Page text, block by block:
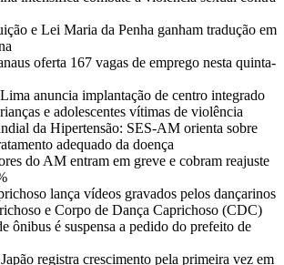
e Lei Maria da Penha ganham tradução em
oferta 167 vagas de emprego nesta quinta-
anuncia implantação de centro integrado
e adolescentes vítimas de violência
da Hipertensão: SES-AM orienta sobre
adequado da doença
do AM entram em greve e cobram reajuste
lança vídeos gravados pelos dançarinos
e Corpo de Dança Caprichoso (CDC)
ônibus é suspensa a pedido do prefeito de
registra crescimento pela primeira vez em